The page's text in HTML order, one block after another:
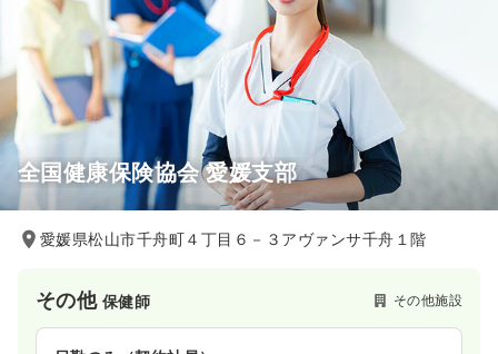
全国健康保険協会 愛媛支部
愛媛県松山市千舟町４丁目６－３アヴァンサ千舟１階
その他 保健師 その他施設